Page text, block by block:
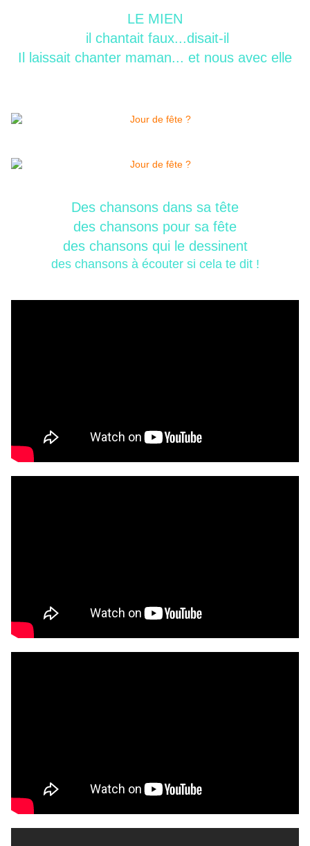
LE MIEN
il chantait faux...disait-il
Il laissait chanter maman... et nous avec elle
Des chansons dans sa tête
des chansons pour sa fête
des chansons qui le dessinent
des chansons à écouter si cela te dit !